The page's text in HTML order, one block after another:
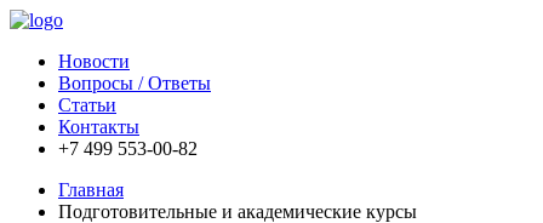
Новости
Вопросы / Ответы
Статьи
Контакты
+7 499 553-00-82
Главная
Подготовительные и академические курсы